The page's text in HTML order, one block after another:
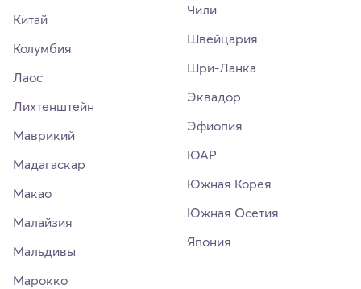
Китай
Колумбия
Лаос
Лихтенштейн
Маврикий
Мадагаскар
Макао
Малайзия
Мальдивы
Марокко
Чили
Швейцария
Шри-Ланка
Эквадор
Эфиопия
ЮАР
Южная Корея
Южная Осетия
Япония